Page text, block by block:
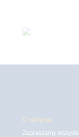
O witrynie
Zapraszamy